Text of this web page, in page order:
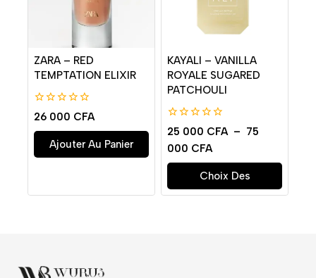
ZARA – RED
TEMPTATION ELIXIR
0
de
5
26 000 CFA
Ajouter Au Panier
KAYALI – VANILLA
ROYALE SUGARED
PATCHOULI
0
de
5
25 000 CFA – 75
000 CFA
Choix Des
Options